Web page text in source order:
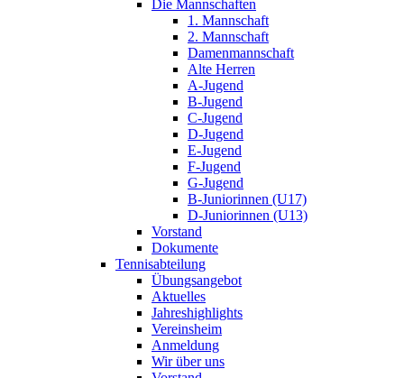
Die Mannschaften
1. Mannschaft
2. Mannschaft
Damenmannschaft
Alte Herren
A-Jugend
B-Jugend
C-Jugend
D-Jugend
E-Jugend
F-Jugend
G-Jugend
B-Juniorinnen (U17)
D-Juniorinnen (U13)
Vorstand
Dokumente
Tennisabteilung
Übungsangebot
Aktuelles
Jahreshighlights
Vereinsheim
Anmeldung
Wir über uns